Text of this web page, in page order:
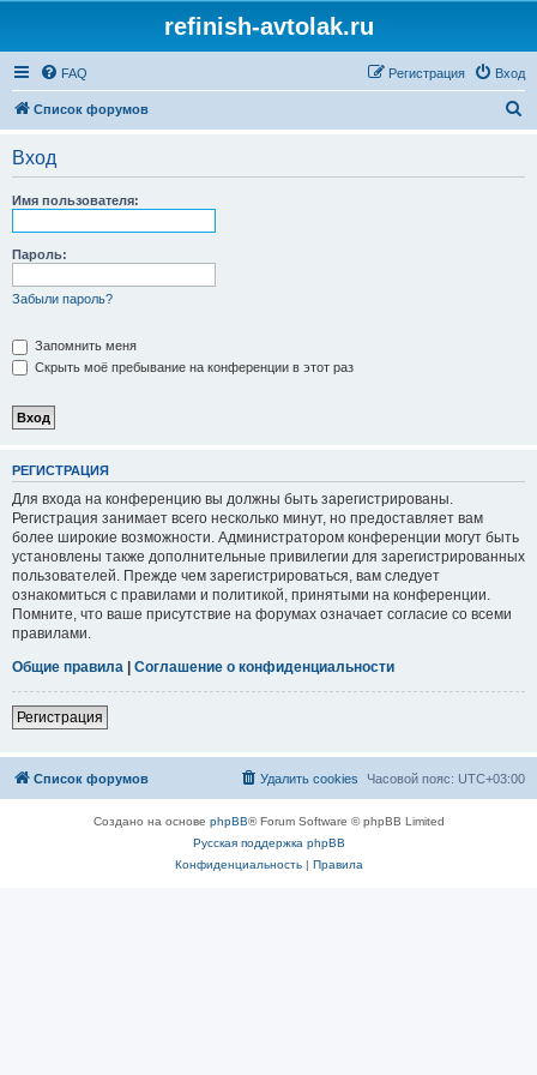
refinish-avtolak.ru
FAQ Вход
Регистрация
Список форумов
Вход
Имя пользователя:
Пароль:
Забыли пароль?
Запомнить меня
Скрыть моё пребывание на конференции в этот раз
РЕГИСТРАЦИЯ
Для входа на конференцию вы должны быть зарегистрированы.
Регистрация занимает всего несколько минут, но предоставляет вам
более широкие возможности. Администратором конференции могут быть
установлены также дополнительные привилегии для зарегистрированных
пользователей. Прежде чем зарегистрироваться, вам следует
ознакомиться с правилами и политикой, принятыми на конференции.
Помните, что ваше присутствие на форумах означает согласие со всеми
правилами.
Общие правила | Соглашение о конфиденциальности
Регистрация
Список форумов Часовой пояс: UTC+03:00
Удалить cookies
Создано на основе phpBB® Forum Software © phpBB Limited
Русская поддержка phpBB
Конфиденциальность| Правила